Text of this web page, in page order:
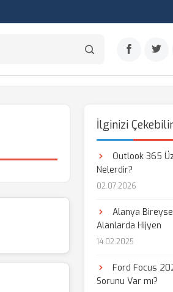
İlginizi
Outlook 365
Nelerdir?
02.07.2026
Alanya
Alanlarda Hijyen
14.02.2025
Ford Focus
Sorunu Var mı?